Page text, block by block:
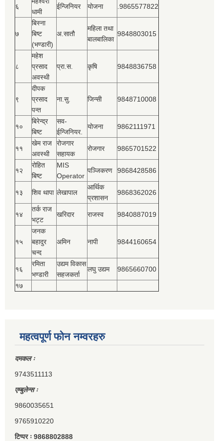
६
धामी
ईन्जिनियर योजना .9865577822
७
बिस्‍ना
बिष्‍ट
(भण्डारी)
अ.सातौ
महिला तथा
बालबालिका
9848803015
८
महेश
प्रसाद
अवस्थी
प्रा.स. कृषि 9848836758
९
दीपक
प्रसाद
पन्त
ना.सु. जिन्सी 9848710008
१०
बिरेन्द्र
बिष्‍ट
सव-
ईन्जिनियर.
योजना 9862111971
११
खेम राज
अवस्थी
रोजगार
सहायक
रोजगार 9865701522
१२
रोहित
बिष्‍ट
MIS
Operator
पञ्‍जिकरण 9868428586
१३ शिव थापा लेखापाल
आर्थिक
प्रशासन
9868362026
१४
तर्क राज
भट्ट
खरिदार राजस्‍व 9840887019
१५
जनक
बहादुर
चन्द
अमिन नापी 9844160654
१६
रमिता
भण्डारी
उद्यम विकास
सहजकर्ता
लघु उद्यम 9865660700
१७
महत्वपूर्ण फोन नम्वरहरु
दमकल ः
9743511113
एम्बुलेन्स ः
9860035651
9765910220
टिप्पर ः 9868802888